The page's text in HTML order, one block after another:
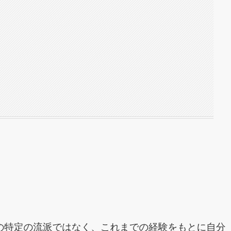
定の流派ではなく、これまでの経験をもとに自分